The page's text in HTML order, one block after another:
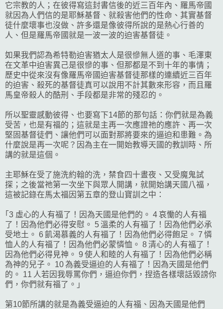
它宗教的人；在彼得寫這封書信後的近三百年內、羅馬帝國
就因為人們信的是耶穌基督、就殺害他們的性命、其實基督
徒什麼壞事也沒做、許多還是像彼得所說的是熱心行善的
人、但是羅馬帝國就是一波一波的迫害基督徒。
如果我們認為希特勒迫害猶太人是很慘無人道的事、毛澤東
在文革中迫害異己是很慘的事、但那都是不到十年的事情；
歷史中從來沒有像羅馬帝國迫害基督徒那樣的連續近三百年
的迫害、殺死的基督徒真可以說用不計其數來形容，而且羅
馬皇帝殺人的酷刑、手段都是非常的殘忍的。
所以聖靈感動彼得、也要寫下14節的那句話：你們就是為義
受苦，也是有福的；這就是主再一次應證祂的應許、再一次
堅固基督徒們、讓他們可以面對那將要來的逼迫和患難。為
什麼說是再一次呢？因為主在一開始教導天國的教訓時、所
講的就是這個。
主耶穌在受了施洗約翰的洗，禁食四十晝夜、又受魔鬼試
探；之後當祂第一次坐下與眾人開講，就開始講天國八福，
這被記錄在馬太福因第五章的登山寶訓之中：
｢3 虛心的人有福了！因為天國是他們的。 4 哀慟的人有福
了！因為他們必得安慰。 5 溫柔的人有福了！因為他們必承
受地土。 6 飢渴慕義的人有福了！因為他們必得飽足。 7 憐
恤人的人有福了！因為他們必蒙憐恤。 8 清心的人有福了！
因為他們必得見神。 9 使人和睦的人有福了！因為他們必稱
為神的兒子。 10 為義受逼迫的人有福了！因為天國是他們
的。 11 人若因我辱罵你們，逼迫你們，捏造各樣壞話毀謗你
們，你們就有福了。｣
第10節所講的就是為義受逼迫的人有福、因為天國是他們